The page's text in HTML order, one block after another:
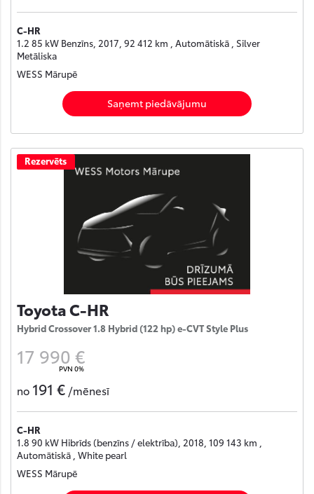
C-HR
1.2 85 kW Benzīns, 2017, 92 412 km , Automātiskā , Silver
Metāliska
WESS Mārupē
Saņemt piedāvājumu
Rezervēts
Toyota C-HR
Hybrid Crossover 1.8 Hybrid (122 hp) e-CVT Style Plus
17 990 €
PVN 0%
no 191 € /mēnesī
C-HR
1.8 90 kW Hibrīds (benzīns / elektrība), 2018, 109 143 km ,
Automātiskā , White pearl
WESS Mārupē